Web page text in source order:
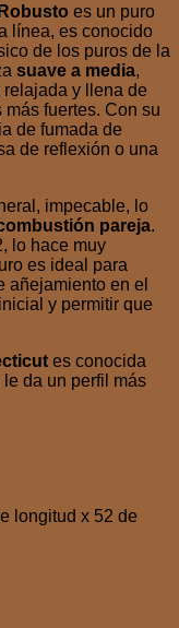
es un puro
línea, es conocido
de los puros de la
suave a media,
y llena de
fuertes. Con su
de fumada de
de reflexión o una
impecable, lo
pareja.
lo hace muy
es ideal para
añejamiento en el
y permitir que
es conocida
da un perfil más
longitud x 52 de